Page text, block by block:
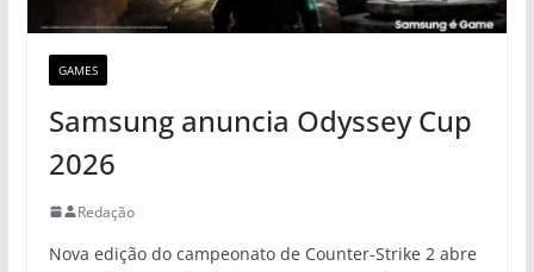
GAMES
Samsung anuncia Odyssey Cup
2026
Redação
Nova edição do campeonato de Counter-Strike 2 abre